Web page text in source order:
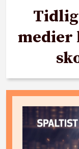
medier